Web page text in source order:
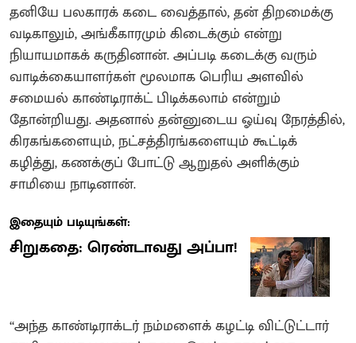
தனியே பலகாரக் கடை வைத்தால், தன் திறமைக்கு
வடிகாலும், அங்கீகாரமும் கிடைக்கும் என்று
நியாயமாகக் கருதினான். அப்படி கடைக்கு வரும்
வாடிக்கையாளர்கள் மூலமாக பெரிய அளவில்
சமையல் காண்டிராக்ட் பிடிக்கலாம் என்றும்
தோன்றியது. அதனால் தன்னுடைய ஓய்வு நேரத்தில்,
கிரகங்களையும், நட்சத்திரங்களையும் கூட்டிக்
கழித்து, கணக்குப் போட்டு ஆறுதல் அளிக்கும்
சாமியை நாடினான்.
இதையும் படியுங்கள்:
சிறுகதை: ரெண்டாவது அப்பா!
‘‘அந்த காண்டிராக்டர் நம்மளைக் கழட்டி விட்டுட்டார்